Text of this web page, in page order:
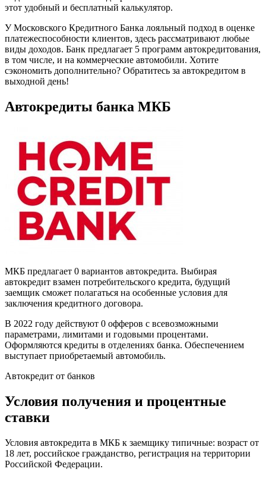
этот удобный и бесплатный калькулятор.
У Московского Кредитного Банка лояльный подход в оценке
платежеспособности клиентов, здесь рассматривают любые
виды доходов. Банк предлагает 5 программ автокредитования,
в том числе, и на коммерческие автомобили. Хотите
сэкономить дополнительно? Обратитесь за автокредитом в
выходной день!
Автокредиты банка МКБ
МКБ предлагает 0 вариантов автокредита. Выбирая
автокредит взамен потребительского кредита, будущий
заемщик сможет полагаться на особенные условия для
заключения кредитного договора.
В 2022 году действуют 0 офферов с всевозможными
параметрами, лимитами и годовыми процентами.
Оформляются кредиты в отделениях банка. Обеспечением
выступает приобретаемый автомобиль.
Автокредит от банков
Условия получения и процентные
ставки
Условия автокредита в МКБ к заемщику типичные: возраст от
18 лет, российское гражданство, регистрация на территории
Российской Федерации.